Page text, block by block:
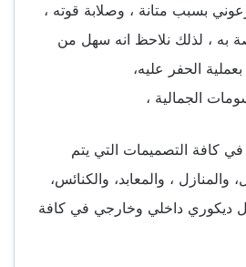
بسبب متانة ، وصلابة قوته ،
به ، لذلك نلاحظ انه سهل من
الحفر عليه،
الجمالية ،
في كافة التصميمات التي يتم
والمنازل ، والمعابد، والكنائس،
ديكوري داخلي وخارجي في كافة